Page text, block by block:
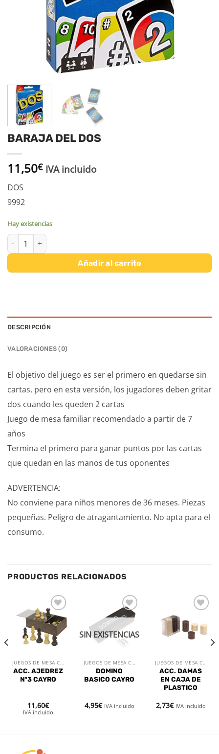
BARAJA DEL DOS
11,50€ IVA incluido
DOS
9992
Hay existencias
BARAJA DEL DOS cantidad
Añadir al carrito
DESCRIPCIÓN
VALORACIONES (0)
El objetivo del juego es ser el primero en quedarse sin
cartas, pero en esta versión, los jugadores deben gritar
dos cuando les queden 2 cartas
Juego de mesa familiar recomendado a partir de 7
años
Termina el primero para ganar puntos por las cartas
que quedan en las manos de tus oponentes
ADVERTENCIA:
No conviene para niños menores de 36 meses. Piezas
pequeñas. Peligro de atragantamiento. No apta para el
consumo.
PRODUCTOS RELACIONADOS
Añadir
a la
lista de
deseos
JUEGOS DE MESA CLÁSICOS
ACC. AJEDREZ
Nº3 CAYRO
11,60€
IVA incluido
Añadir
a la
lista de
deseos
SIN EXISTENCIAS
JUEGOS DE MESA CLÁSICOS
DOMINO
BASICO CAYRO
4,95€ IVA incluido
a la
lista de
deseos
JUEGOS DE MESA CLÁSICOS
ACC. DAMAS
EN CAJA DE
PLASTICO
2,73€ IVA incluido